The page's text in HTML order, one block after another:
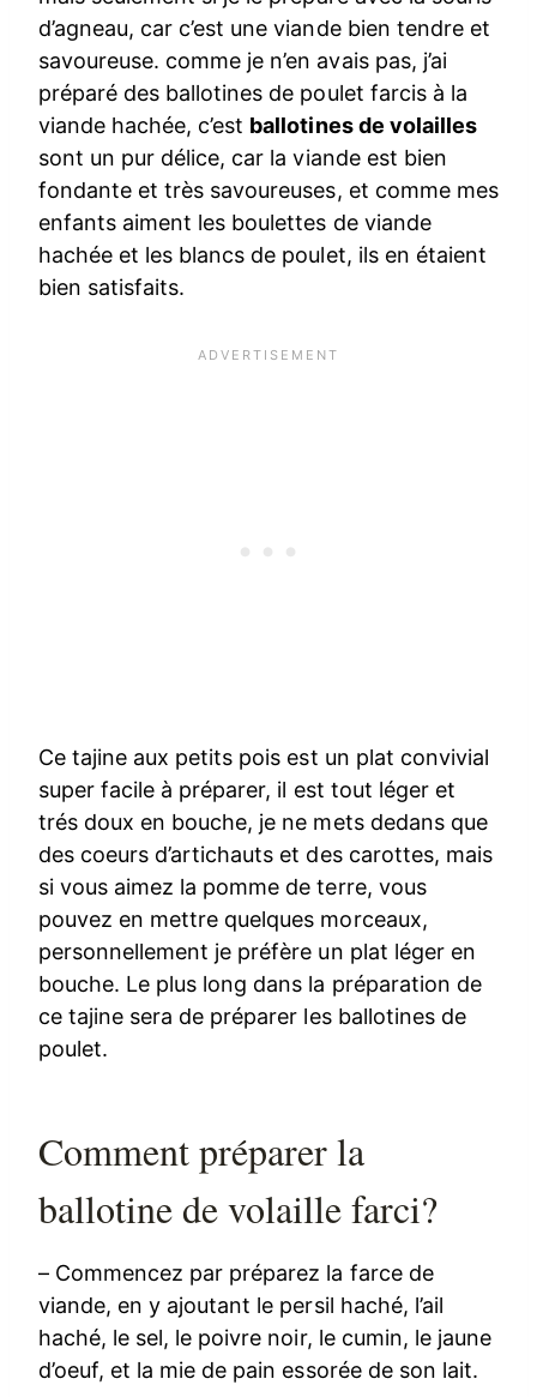
d’agneau, car c’est une viande bien tendre et
savoureuse. comme je n’en avais pas, j’ai
préparé des ballotines de poulet farcis à la
viande hachée, c’est ballotines de volailles
sont un pur délice, car la viande est bien
fondante et très savoureuses, et comme mes
enfants aiment les boulettes de viande
hachée et les blancs de poulet, ils en étaient
bien satisfaits.
Ce tajine aux petits pois est un plat convivial
super facile à préparer, il est tout léger et
trés doux en bouche, je ne mets dedans que
des coeurs d’artichauts et des carottes, mais
si vous aimez la pomme de terre, vous
pouvez en mettre quelques morceaux,
personnellement je préfère un plat léger en
bouche. Le plus long dans la préparation de
ce tajine sera de préparer les ballotines de
poulet.
Comment préparer la
ballotine de volaille farci?
– Commencez par préparez la farce de
viande, en y ajoutant le persil haché, l’ail
haché, le sel, le poivre noir, le cumin, le jaune
d’oeuf, et la mie de pain essorée de son lait.